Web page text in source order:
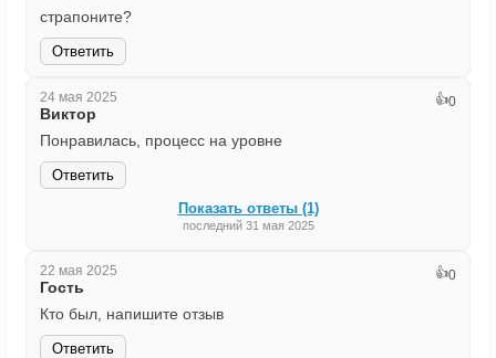
страпоните?
Ответить
24 мая 2025
Виктор
👍0
Понравилась, процесс на уровне
Ответить
Показать ответы (1)
последний 31 мая 2025
22 мая 2025
Гость
👍0
Кто был, напишите отзыв
Ответить